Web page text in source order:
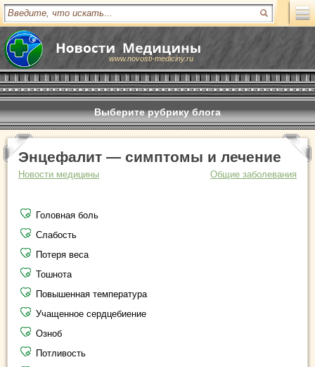
www.novosti-mediciny.ru
Выберите рубрику блога
Энцефалит — симптомы и лечение
Новости медицины Общие заболевания
Головная боль
Слабость
Потеря веса
Тошнота
Повышенная температура
Учащенное сердцебиение
Озноб
Потливость